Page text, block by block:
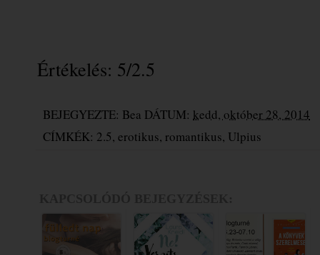
Értékelés: 5/2.5
BEJEGYEZTE: Bea DÁTUM: kedd, október 28, 2014
CÍMKÉK: 2.5, erotikus, romantikus, Ulpius